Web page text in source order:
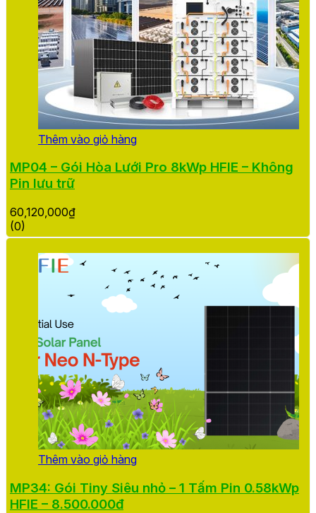
Thêm vào giỏ hàng
MP04 – Gói Hòa Lưới Pro 8kWp HFIE – Không
Pin lưu trữ
60,120,000₫
(0)
Thêm vào giỏ hàng
MP34: Gói Tiny Siêu nhỏ – 1 Tấm Pin 0.58kWp
HFIE – 8.500.000đ